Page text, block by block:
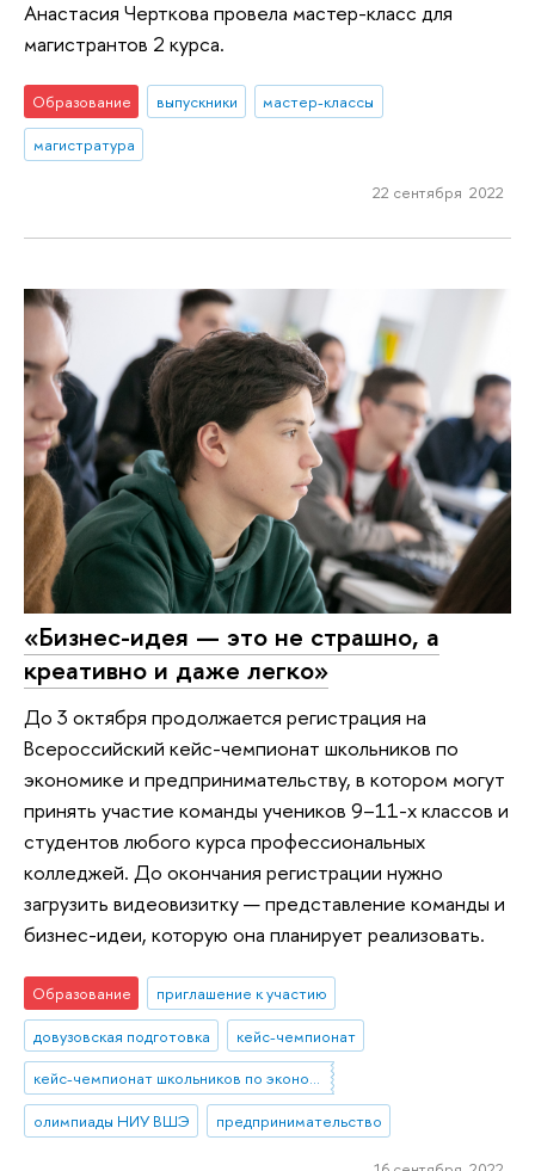
Анастасия Черткова провела мастер-класс для
магистрантов 2 курса.
Образование выпускники
мастер-классы
магистратура
22 сентября 2022
«Бизнес-идея — это не страшно, а
креативно и даже легко»
До 3 октября продолжается регистрация на
Всероссийский кейс-чемпионат школьников по
экономике и предпринимательству, в котором могут
принять участие команды учеников 9–11-х классов и
студентов любого курса профессиональных
колледжей. До окончания регистрации нужно
загрузить видеовизитку — представление команды и
бизнес-идеи, которую она планирует реализовать.
Образование
приглашение к участию
довузовская подготовка
кейс-чемпионат
кейс-чемпионат школьников по экономике и предпринимательству
олимпиады НИУ ВШЭ
предпринимательство